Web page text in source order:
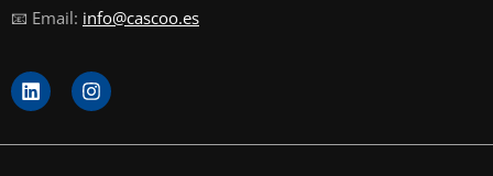
📧 Email: info@cascoo.es
L
i
n
k
I
n
s
t